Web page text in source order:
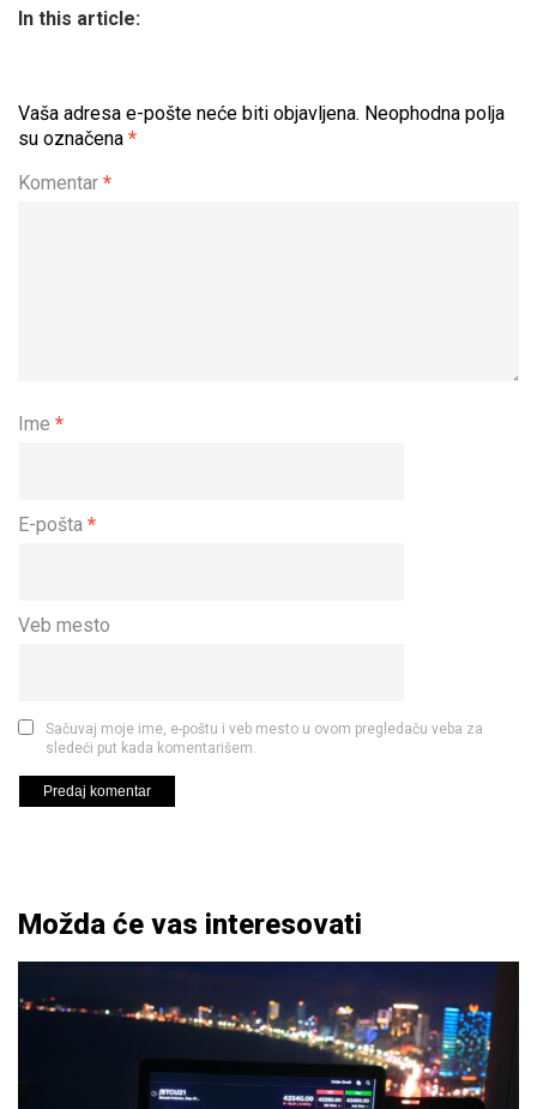
In this article:
Vaša adresa e-pošte neće biti objavljena. Neophodna polja
su označena *
Komentar *
Ime *
E-pošta *
Veb mesto
Sačuvaj moje ime, e-poštu i veb mesto u ovom pregledaču veba za
sledeći put kada komentarišem.
Možda će vas interesovati